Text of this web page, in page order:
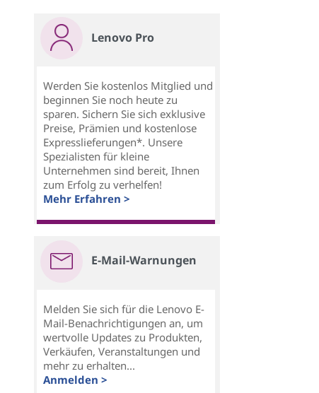
Lenovo Pro
Werden Sie kostenlos Mitglied und
beginnen Sie noch heute zu
sparen. Sichern Sie sich exklusive
Preise, Prämien und kostenlose
Expresslieferungen*. Unsere
Spezialisten für kleine
Unternehmen sind bereit, Ihnen
zum Erfolg zu verhelfen!
Mehr Erfahren >
E-Mail-Warnungen
Melden Sie sich für die Lenovo E-
Mail-Benachrichtigungen an, um
wertvolle Updates zu Produkten,
Verkäufen, Veranstaltungen und
mehr zu erhalten...
Anmelden >